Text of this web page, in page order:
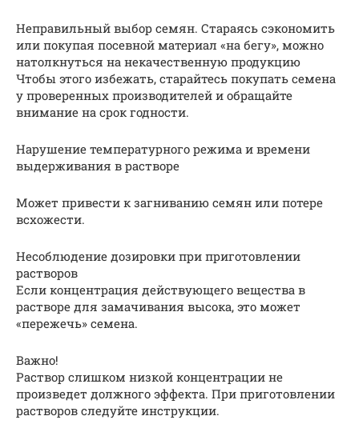
Неправильный выбор семян. Стараясь сэкономить
или покупая посевной материал «на бегу», можно
натолкнуться на некачественную продукцию
Чтобы этого избежать, старайтесь покупать семена
у проверенных производителей и обращайте
внимание на срок годности.
Нарушение температурного режима и времени
выдерживания в растворе
Может привести к загниванию семян или потере
всхожести.
Несоблюдение дозировки при приготовлении
растворов
Если концентрация действующего вещества в
растворе для замачивания высока, это может
«пережечь» семена.
Важно!
Раствор слишком низкой концентрации не
произведет должного эффекта. При приготовлении
растворов следуйте инструкции.